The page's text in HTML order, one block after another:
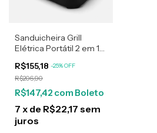
Sanduicheira Grill
Elétrica Portátil 2 em 1
Tostadeira, Chapa
Antiaderente + Pincel
de Silicone
R$155,18 -25%OFF
R$206,90
R$147,42 com Boleto
7 x de R$22,17 sem
juros